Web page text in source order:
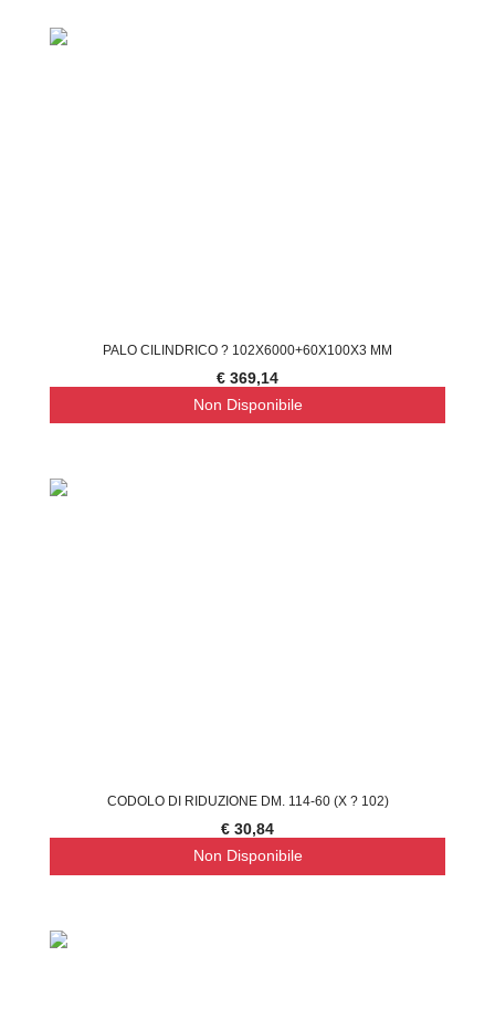
PALO CILINDRICO ? 102X6000+60X100X3 MM
€ 369,14
Non Disponibile
CODOLO DI RIDUZIONE DM. 114-60 (X ? 102)
€ 30,84
Non Disponibile